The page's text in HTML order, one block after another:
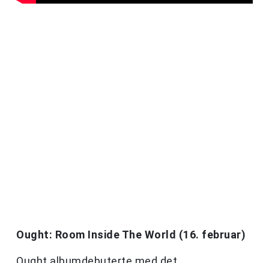
Ought: Room Inside The World (16. februar)